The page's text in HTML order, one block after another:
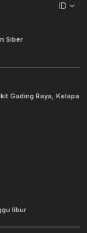
ID
Siber
Gading Raya, Kelapa
libur